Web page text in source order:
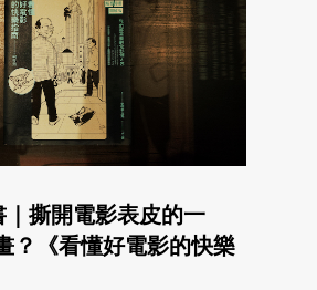
｜撕開電影表皮的一
《看懂好電影的快樂